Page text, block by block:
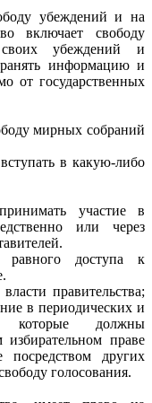
убеждений и на
включает свободу
своих убеждений и
информацию и
от государственных
мирных собраний
в какую-либо
участие в
или через
доступа к
правительства;
в периодических и
которые должны
праве
других
голосования.